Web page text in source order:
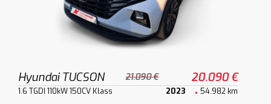
Hyundai TUCSON 21.090 € 20.090 €
1.6 TGDI 110kW 150CV Klass 2023 54.982 km